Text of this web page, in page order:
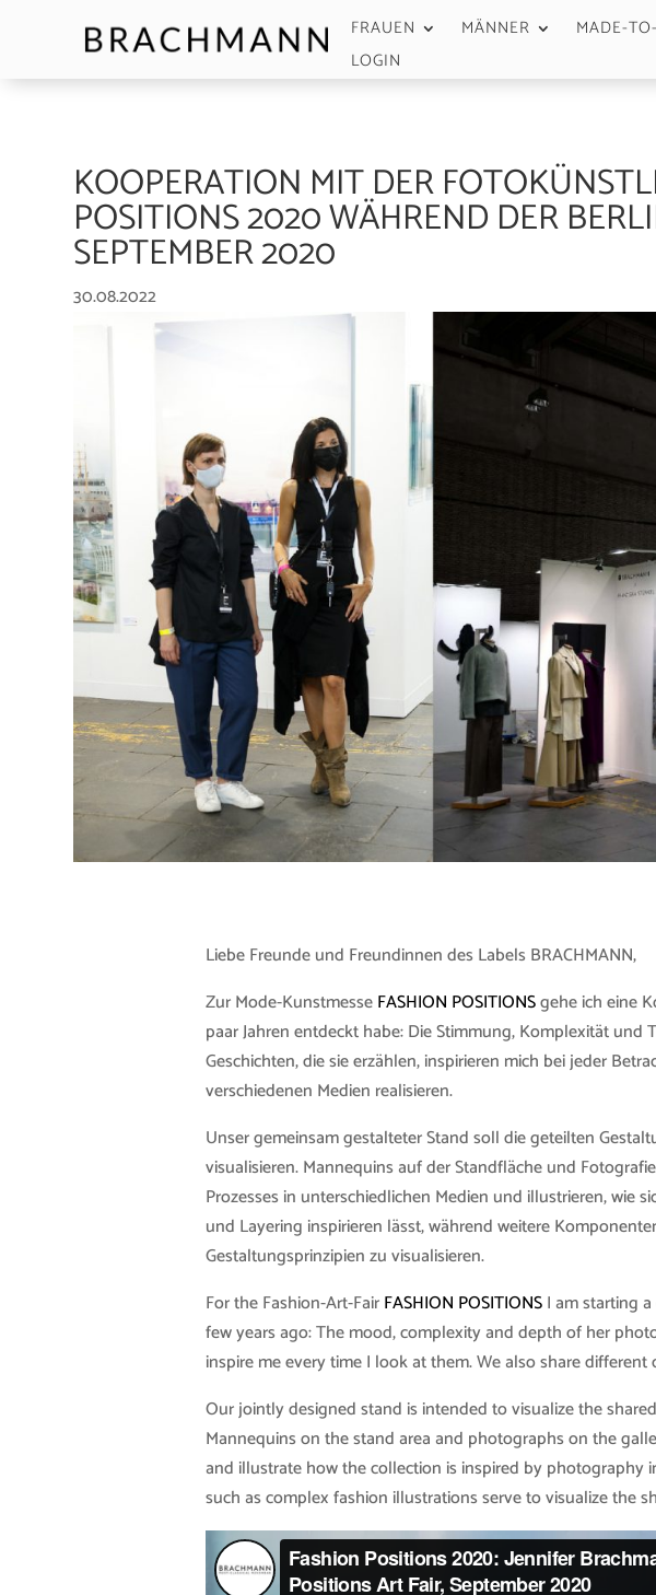
FRAUEN MÄNNER MADE-
LOGIN
KOOPERATION MIT DER
POSITIONS 2020 WÄHREND DER
SEPTEMBER 2020
30.08.2022
Liebe Freunde und Freundinnen des Labels BRACHMANN,
Zur Mode-KunstmesseFASHION POSITIONSgehe ich eine
paar Jahren entdeckt habe: Die Stimmung, Komplexität
Geschichten, die sie erzählen, inspirieren mich bei jeder
verschiedenen Medien realisieren.
Unser gemeinsam gestalteter Stand soll die geteilten
visualisieren. Mannequins auf der Standfläche und
Prozesses in unterschiedlichen Medien und illustrieren, wie
und Layering inspirieren lässt, während weitere
Gestaltungsprinzipien zu visualisieren.
For the Fashion-Art-FairFASHION POSITIONSI am starting
few years ago: The mood, complexity and depth of her
inspire me every time I look at them. We also share
Our jointly designed stand is intended to visualize the
Mannequins on the stand area and photographs on the
and illustrate how the collection is inspired by photography
such as complex fashion illustrations serve to visualize the